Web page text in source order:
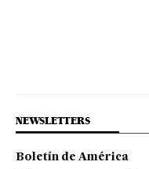
NEWSLETTERS
Boletín de América